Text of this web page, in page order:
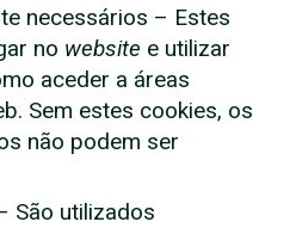
necessários – Estes
no website e utilizar
aceder a áreas
Sem estes cookies, os
não podem ser
São utilizados